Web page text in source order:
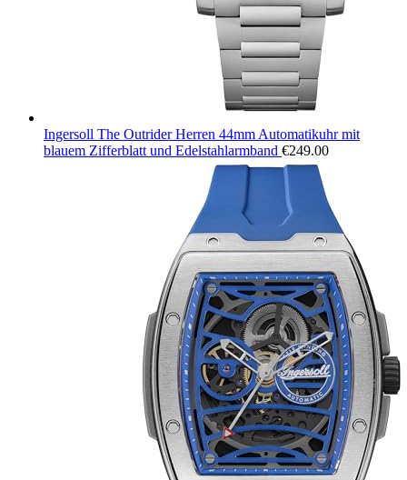
Ingersoll The Outrider Herren 44mm Automatikuhr mit
blauem Zifferblatt und Edelstahlarmband €249.00